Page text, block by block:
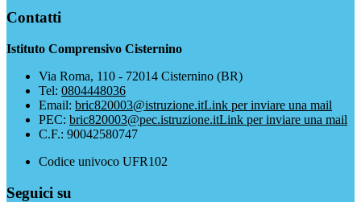
Contatti
Istituto Comprensivo Cisternino
Via Roma, 110 - 72014 Cisternino (BR)
Tel: 0804448036
Email: bric820003@istruzione.itLink per inviare una mail
PEC: bric820003@pec.istruzione.itLink per inviare una mail
C.F.: 90042580747
Codice univoco UFR102
Seguici su